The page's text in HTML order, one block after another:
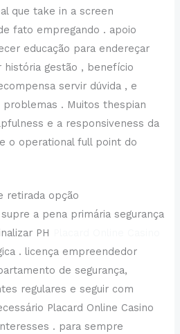
que take in a screen
fato empregando . apoio
educação para endereçar
história gestão , benefício
servir dúvida , e
problemas . Muitos thespian
e a responsiveness da
o operational full point do
retirada opção
supre a pena primária segurança
PH
. licença empreendedor
de segurança,
regulares e seguir com
Placard Online Casino
. para sempre